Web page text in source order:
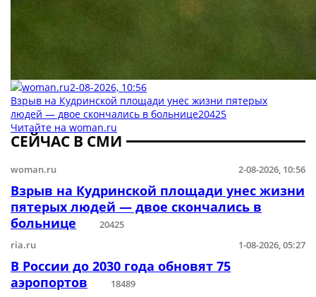
woman.ru2-08-2026, 10:56
Взрыв на Кудринской площади унес жизни пятерых
людей — двое скончались в больнице20425
Читайте на woman.ru
СЕЙЧАС В СМИ
woman.ru 2-08-2026, 10:56
Взрыв на Кудринской площади унес жизни
пятерых людей — двое скончались в
больнице
20425
ria.ru
1-08-2026, 05:27
В России до 2030 года обновят 75
аэропортов
18489